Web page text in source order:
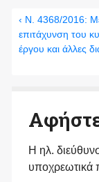
‹ Ν. 4368/2016:
επιτάχυνση του
έργου και άλλες
Η ηλ.
υποχρεωτικά